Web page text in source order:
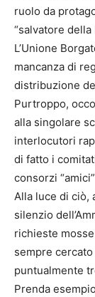
ruolo da
“salvatore della
L’Unione
mancanza di
distribuzione
Purtroppo,
alla singolare
interlocutori
di fatto i
consorzi
Alla luce di ciò,
silenzio
richieste
sempre
puntualmente
Prenda